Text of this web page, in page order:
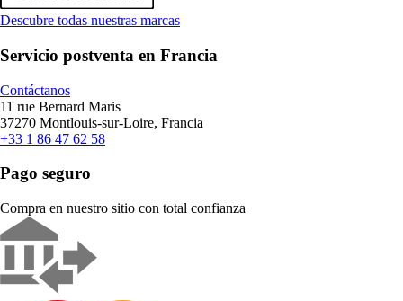
Descubre todas nuestras marcas
Servicio postventa en Francia
Contáctanos
11 rue Bernard Maris
37270 Montlouis-sur-Loire, Francia
+33 1 86 47 62 58
Pago seguro
Compra en nuestro sitio con total confianza